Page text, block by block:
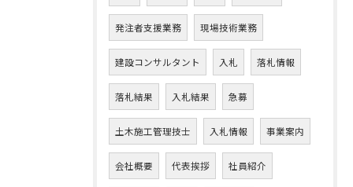
発注者支援業務 現場技術業務
建設コンサルタント 入札 落札情報
落札結果 入札結果 急募
土木施工管理技士 入札情報 事業案内
会社概要 代表挨拶 社員紹介